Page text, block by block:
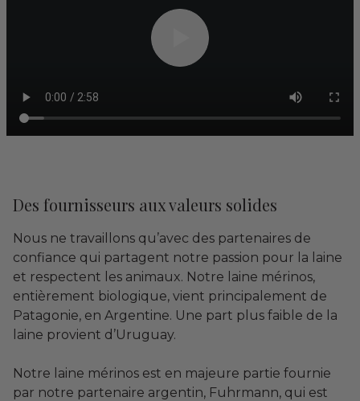
Des fournisseurs aux valeurs solides
Nous ne travaillons qu’avec des partenaires de
confiance qui partagent notre passion pour la laine
et respectent les animaux. Notre laine mérinos,
entièrement biologique, vient principalement de
Patagonie, en Argentine. Une part plus faible de la
laine provient d’Uruguay.
Notre laine mérinos est en majeure partie fournie
par notre partenaire argentin, Fuhrmann, qui est